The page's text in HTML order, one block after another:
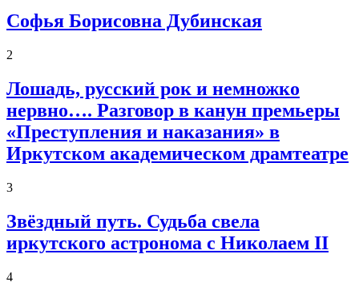
Софья Борисовна Дубинская
2
Лошадь, русский рок и немножко
нервно…. Разговор в канун премьеры
«Преступления и наказания» в
Иркутском академическом драмтеатре
3
Звёздный путь. Судьба свела
иркутского астронома с Николаем II
4